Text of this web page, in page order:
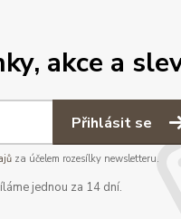
akce a
Přihlásit se
za účelem rozesílky newsletteru.
jednou za 14 dní.